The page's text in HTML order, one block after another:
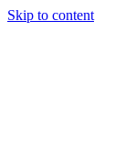
Skip to content